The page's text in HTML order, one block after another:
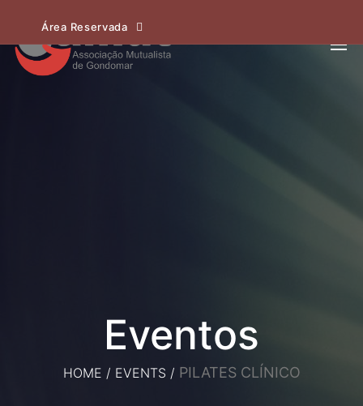
Área Reservada
HOME / EVENTS / PILATES CLÍNICO